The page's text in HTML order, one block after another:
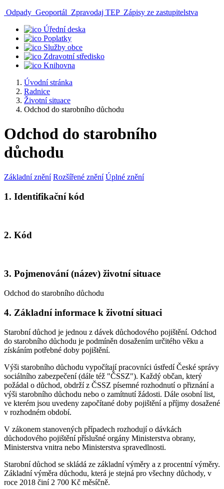
Odpady Geoportál Zpravodaj TEP Zápisy ze zastupitelstva
Úřední deska
Poplatky
Služby obce
Zdravotní středisko
Knihovna
Úvodní stránka
Radnice
Životní situace
Odchod do starobního důchodu
Odchod do starobního
důchodu
Základní znění Rozšířené znění Úplné znění
1. Identifikační kód
2. Kód
3. Pojmenování (název) životní situace
Odchod do starobního důchodu
4. Základní informace k životní situaci
Starobní důchod je jednou z dávek důchodového pojištění. Odchod
do starobního důchodu je podmíněn dosažením určitého věku a
získáním potřebné doby pojištění.
Výši starobního důchodu vypočítají pracovníci ústředí České správy
sociálního zabezpečení (dále též "ČSSZ"). Každý občan, který
požádal o důchod, obdrží z ČSSZ písemné rozhodnutí o přiznání a
výši starobního důchodu nebo o zamítnutí žádosti. Dále osobní list,
ve kterém jsou uvedeny započítané doby pojištění a příjmy dosažené
v rozhodném období.
V zákonem stanovených případech rozhodují o dávkách
důchodového pojištění příslušné orgány Ministerstva obrany,
Ministerstva vnitra nebo Ministerstva spravedlnosti.
Starobní důchod se skládá ze základní výměry a z procentní výměry.
Základní výměra důchodu, která je stejná pro všechny důchody, v
roce 2018 činí 2 700 Kč měsíčně.